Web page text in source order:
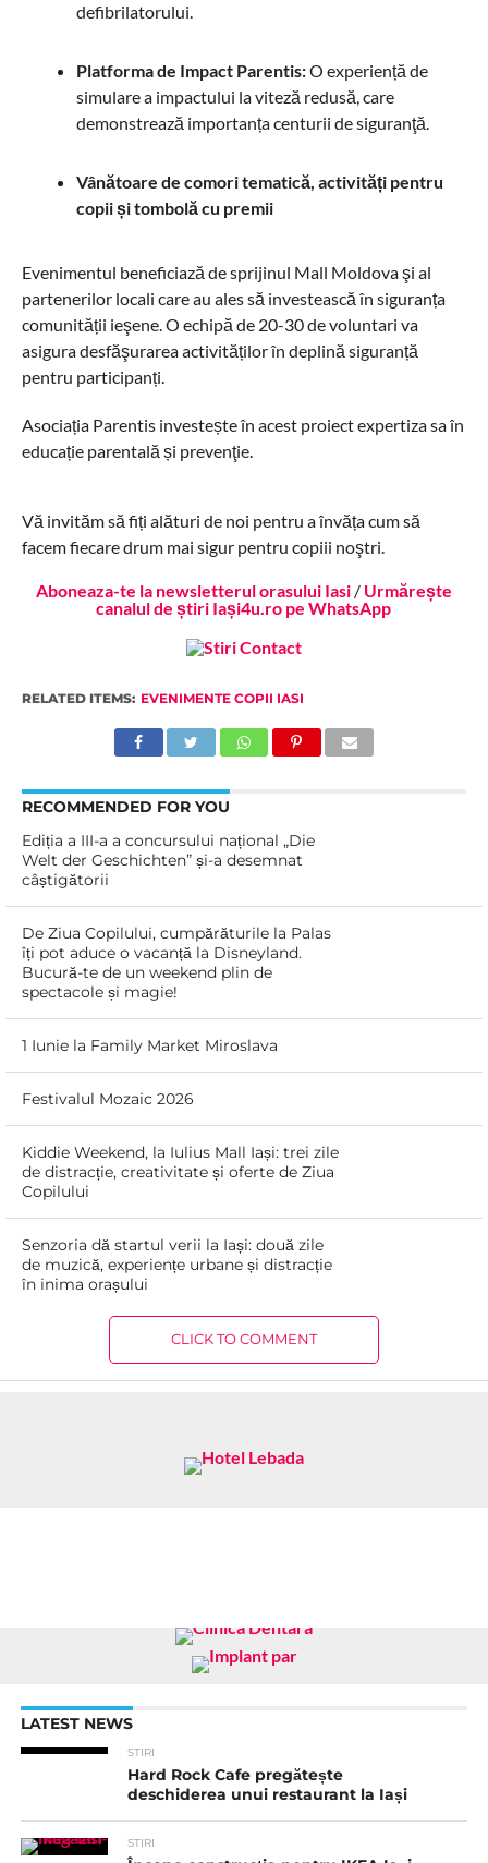
defibrilatorului.
Platforma de Impact Parentis:O experiență de
simulare a impactului la viteză redusă, care
demonstrează importanța centurii de siguranţă.
Vânătoare de comori tematică, activități pentru
copii și tombolă cu premii
Evenimentul beneficiază de sprijinul Mall Moldova şi al
partenerilor locali care au ales să investească în siguranța
comunității ieşene. O echipă de 20-30 de voluntari va
asigura desfăşurarea activităților în deplină siguranță
pentru participanți.
Asociația Parentis investește în acest proiect expertiza sa în
educație parentală și prevenţie.
Vă invităm să fiți alături de noi pentru a învăța cum să
facem fiecare drum mai sigur pentru copiii noştri.
Aboneaza-te la newsletterul orasului Iasi/ Urmărește
canalul de știri Iași4u.ro pe WhatsApp
RELATED ITEMS: EVENIMENTE COPII IASI
RECOMMENDED FOR YOU
Ediția a III-a a concursului național „Die
Welt der Geschichten” și-a desemnat
câștigătorii
De Ziua Copilului, cumpărăturile la Palas
îți pot aduce o vacanță la Disneyland.
Bucură-te de un weekend plin de
spectacole și magie!
1 Iunie la Family Market Miroslava
Festivalul Mozaic 2026
Kiddie Weekend, la Iulius Mall Iași: trei zile
de distracție, creativitate și oferte de Ziua
Copilului
Senzoria dă startul verii la Iași: două zile
de muzică, experiențe urbane și distracție
în inima orașului
CLICK TO COMMENT
LATEST NEWS
STIRI
Hard Rock Cafe pregătește
deschiderea unui restaurant la Iași
STIRI